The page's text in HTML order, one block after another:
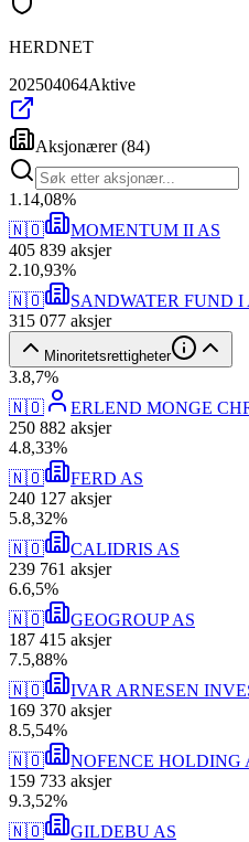
HERDNET
202504064Aktive
Aksjonærer(84)
1 .14,08%
🇳🇴
MOMENTUM II AS
405 839 aksjer
2.10,93%
🇳🇴
SANDWATER FUND I
315 077 aksjer
Minoritetsrettigheter
3.8,7%
🇳🇴
ERLEND MONGE
250 882 aksjer
4.8,33%
🇳🇴
FERD AS
240 127 aksjer
5.8,32%
🇳🇴
CALIDRIS AS
239 761 aksjer
6.6,5%
🇳🇴
GEOGROUP AS
187 415 aksjer
7.5,88%
🇳🇴
IVAR ARNESEN
169 370 aksjer
8.5,54%
🇳🇴
NOFENCE HOLDING
159 733 aksjer
9.3,52%
🇳🇴
GILDEBU AS